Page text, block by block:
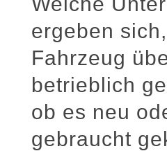
ergeben
Fahrzeug
betrieblich
ob es neu
gebraucht